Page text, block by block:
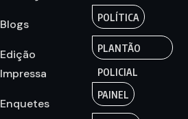
Blogs
Edição
Impressa
Enquetes
POLÍTICA
PLANTÃO
POLICIAL
PAINEL